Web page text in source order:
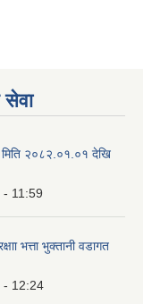
मिति २०८२.०१.०१ देखि
11:59
भत्ता भुक्तानी वडागत
- 12:24